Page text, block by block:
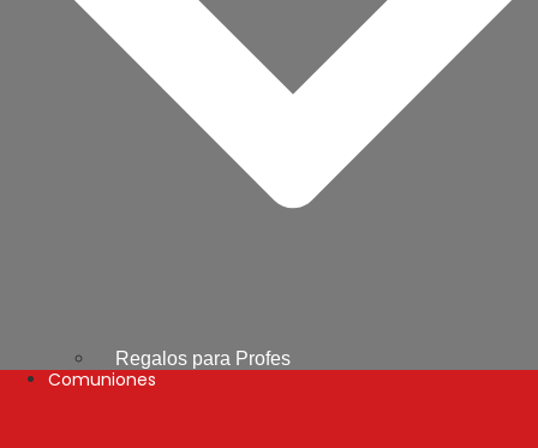
Regalos para Profes
Comuniones